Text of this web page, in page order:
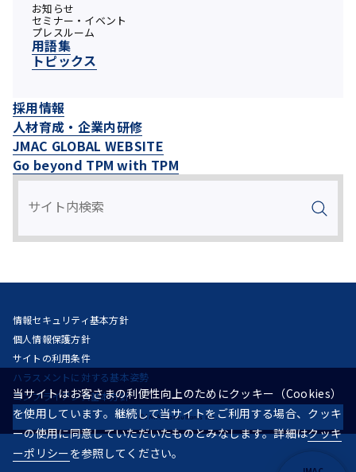
お知らせ
セミナー・イベント
プレスルーム
用語集
トピックス
採用情報
人材育成・企業内研修
JMAC GLOBAL WEBSITE
Go beyond TPM with TPM
情報セキュリティ基本方針
個人情報保護方針
サイトの利用条件
ハラスメントに対する基本姿勢
コンプライアンス基本方針
©JMA Consultants Inc.
当サイトはお客さまの利便性向上のためにクッキー（Cookies）
を使用しています。継続して当サイトをご利用する場合、クッキ
ーの使用に同意していただいたものとみなします。詳細はクッキ
ーポリシーを参照してください。